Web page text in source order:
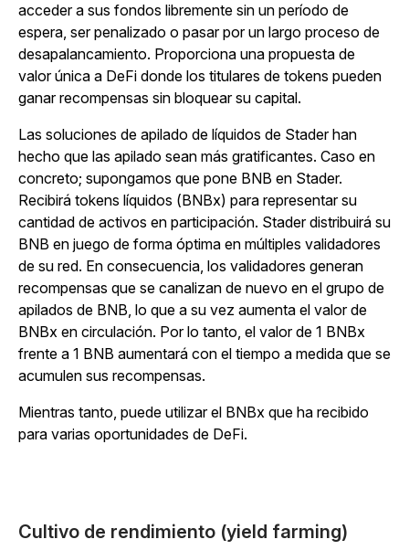
acceder a sus fondos libremente sin un período de
espera, ser penalizado o pasar por un largo proceso de
desapalancamiento. Proporciona una propuesta de
valor única a DeFi donde los titulares de tokens pueden
ganar recompensas sin bloquear su capital.
Las soluciones de apilado de líquidos de Stader han
hecho que las apilado sean más gratificantes. Caso en
concreto; supongamos que pone BNB en Stader.
Recibirá tokens líquidos (BNBx) para representar su
cantidad de activos en participación. Stader distribuirá su
BNB en juego de forma óptima en múltiples validadores
de su red. En consecuencia, los validadores generan
recompensas que se canalizan de nuevo en el grupo de
apilados de BNB, lo que a su vez aumenta el valor de
BNBx en circulación. Por lo tanto, el valor de 1 BNBx
frente a 1 BNB aumentará con el tiempo a medida que se
acumulen sus recompensas.
Mientras tanto, puede utilizar el BNBx que ha recibido
para varias oportunidades de DeFi.
Cultivo de rendimiento (yield farming)